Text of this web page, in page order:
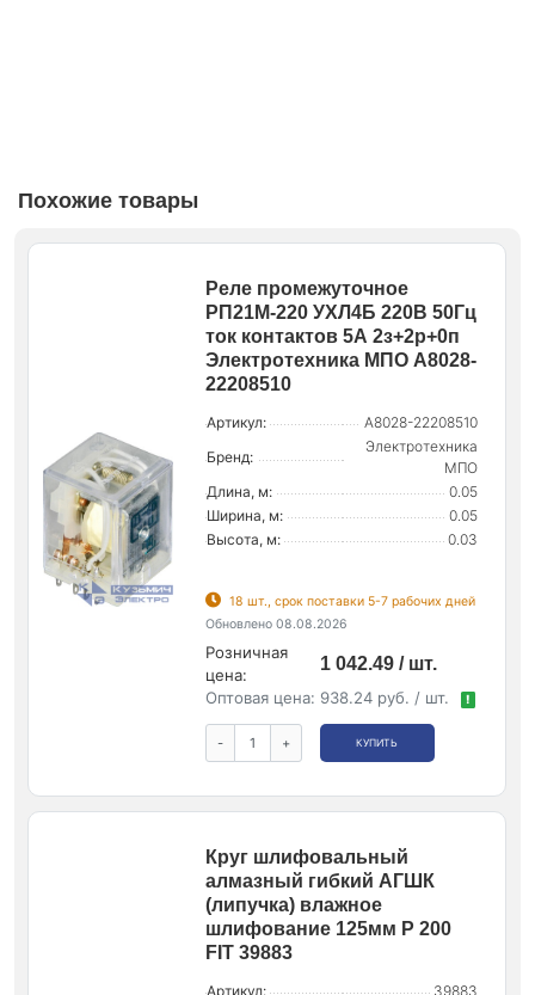
Похожие товары
Реле промежуточное
РП21М-220 УХЛ4Б 220В 50Гц
ток контактов 5А 2з+2р+0п
Электротехника МПО A8028-
22208510
Артикул:
A8028-22208510
Бренд:
Электротехника
МПО
Длина, м:
0.05
Ширина, м:
0.05
Высота, м:
0.03
18 шт., срок поставки 5-7 рабочих дней
Обновлено 08.08.2026
Розничная
цена:
1 042.49 / шт.
Оптовая цена: 938.24 руб. / шт. !
- + КУПИТЬ
Круг шлифовальный
алмазный гибкий АГШК
(липучка) влажное
шлифование 125мм Р 200
FIT 39883
Артикул: 39883